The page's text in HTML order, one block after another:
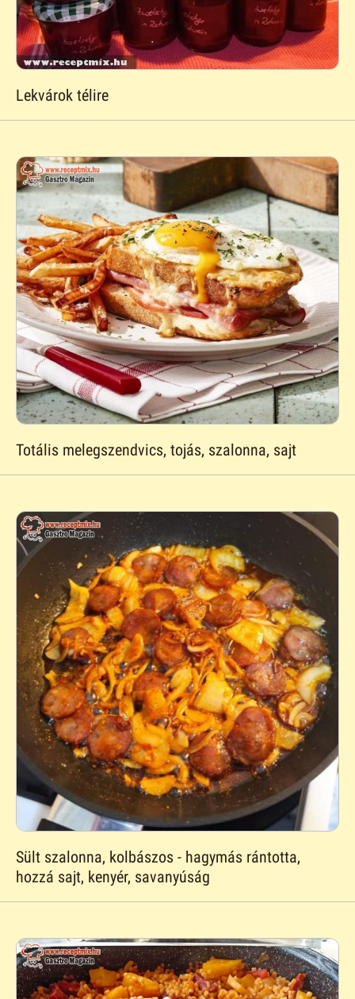
Lekvárok télire
Totális melegszendvics, tojás, szalonna, sajt
Sült szalonna, kolbászos - hagymás rántotta,
hozzá sajt, kenyér, savanyúság